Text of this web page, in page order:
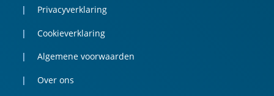
Privacyverklaring
Cookieverklaring
Algemene voorwaarden
Over ons